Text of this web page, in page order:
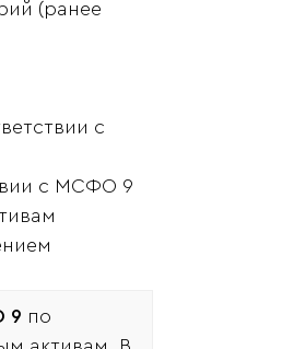
(ранее
с
с МСФО 9
9 по